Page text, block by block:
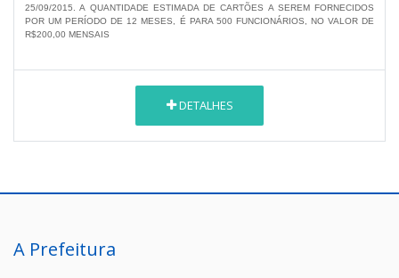
25/09/2015. A QUANTIDADE ESTIMADA DE CARTÕES A SEREM FORNECIDOS
POR UM PERÍODO DE 12 MESES, É PARA 500 FUNCIONÁRIOS, NO VALOR DE
R$200,00 MENSAIS
DETALHES
A Prefeitura